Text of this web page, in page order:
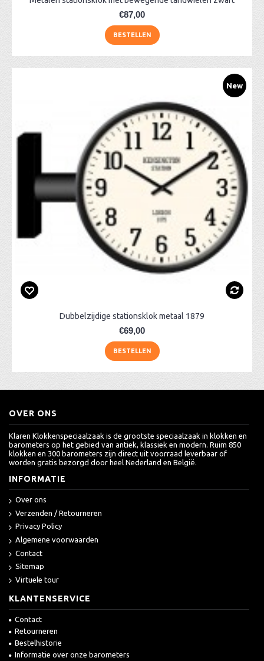
€87,00
BESTELLEN
New
Dubbelzijdige stationsklok metaal 1879
€69,00
BESTELLEN
OVER ONS
Klaren Klokkenspeciaalzaak is de grootste speciaalzaak in klokken en
barometers op het gebied van antiek, klassiek en modern. Ruim 850
klokken en 300 barometers zijn direct uit voorraad leverbaar of
worden gratis bezorgd door heel Nederland en België.
INFORMATIE
Over ons
Verzenden / Retourneren
Privacy Policy
Algemene voorwaarden
Contact
Sitemap
Virtuele tour
KLANTENSERVICE
Contact
Retourneren
Bestelhistorie
Informatie over onze barometers